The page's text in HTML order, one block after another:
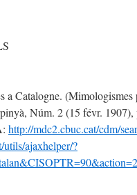
a Catalogne.
Núm. 2 (15 févr.
http://mdc2.cbuc.cat/cdm/
ajaxhelper/?